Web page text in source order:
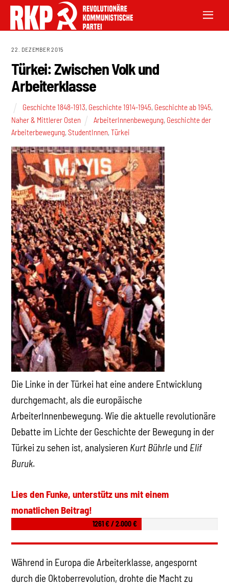
22. DEZEMBER 2015
Türkei: Zwischen Volk und
Arbeiterklasse
Geschichte 1848-1913, Geschichte 1914-1945, Geschichte ab 1945,
Naher & Mittlerer Osten
ArbeiterInnenbewegung, Geschichte der
Arbeiterbewegung,StudentInnen,Türkei
Die Linke in der Türkei hat eine andere Entwicklung
durchgemacht, als die europäische
ArbeiterInnenbewegung. Wie die aktuelle revolutionäre
Debatte im Lichte der Geschichte der Bewegung in der
Türkei zu sehen ist, analysieren Kurt Bührle und Elif
Buruk.
Lies den Funke, unterstütz uns mit einem
monatlichen Beitrag!
1261 € / 2.000 €
Während in Europa die Arbeiterklasse, angespornt
durch die Oktoberrevolution, drohte die Macht zu